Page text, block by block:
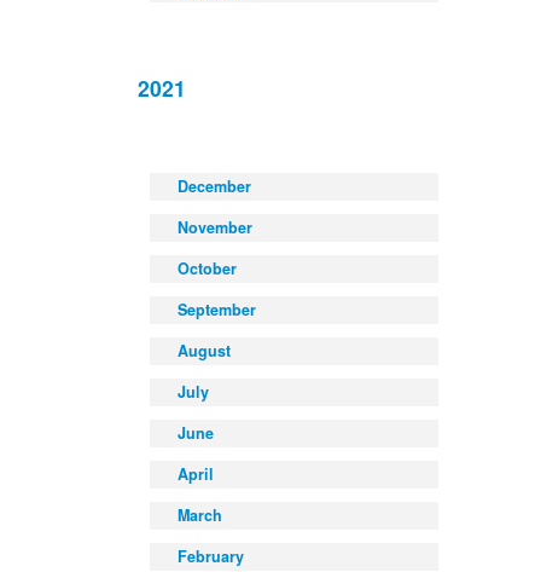
2021
December
November
October
September
August
July
June
April
March
February